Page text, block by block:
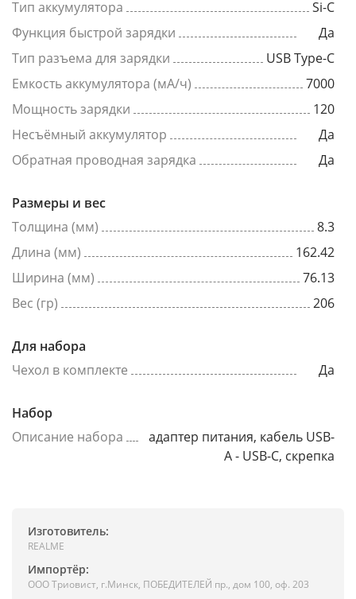
Тип аккумулятора
Si-C
Функция быстрой зарядки
Да
Тип разъема для зарядки
USB Type-C
Емкость аккумулятора (мА/ч)
7000
Мощность зарядки
120
Несъёмный аккумулятор
Да
Обратная проводная зарядка
Да
Размеры и вес
Толщина (мм)
8.3
Длина (мм)
162.42
Ширина (мм)
76.13
Вес (гр)
206
Для набора
Чехол в комплекте
Да
Набор
Описание набора
адаптер питания, кабель USB-
A - USB-C, скрепка
Изготовитель:
REALME
Импортёр:
ООО Триовист, г.Минск, ПОБЕДИТЕЛЕЙ пр., дом 100, оф. 203